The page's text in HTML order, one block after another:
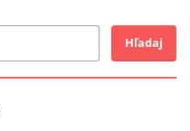
Hľadaj